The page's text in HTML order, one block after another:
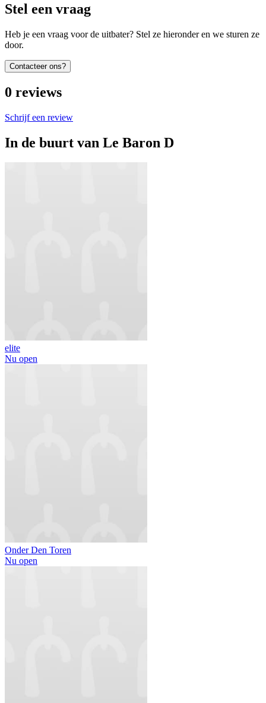
Stel een vraag
Heb je een vraag voor de uitbater? Stel ze hieronder en we sturen ze
door.
Contacteer ons?
0 reviews
Schrijf een review
In de buurt van Le Baron D
elite
Nu open
Onder Den Toren
Nu open